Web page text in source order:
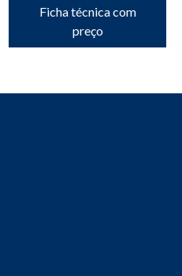
Ficha técnica com
preço